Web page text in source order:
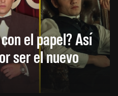
el papel? Así
ser el nuevo